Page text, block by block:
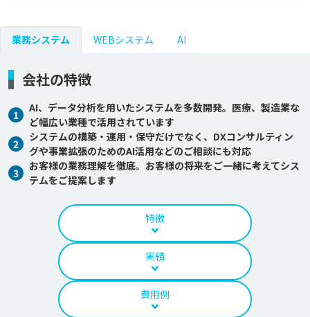
業務システム WEBシステム AI
会社の特徴
1
AI、データ分析を用いたシステムを多数開発。医療、製造業な
ど幅広い業種で活用されています
2
システムの構築・運用・保守だけでなく、DXコンサルティン
グや事業拡張のためのAI活用などのご相談にも対応
3
お客様の業務理解を徹底。お客様の将来をご一緒に考えてシス
テムをご提案します
特徴
実績
費用例